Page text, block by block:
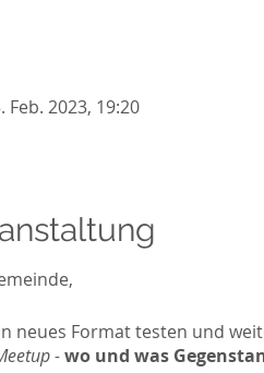
Feb. 2023, 19:20
neues Format testen und
-wo und was